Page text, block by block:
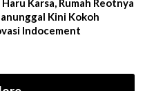
Karsa, Rumah Reotnya
Kini Kokoh
Indocement